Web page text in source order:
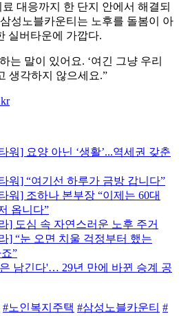
대응까지 한 단지 안에서 해결되
성노블카운티는 노후를 돌봄이 아
실버타운에 가깝다.
는 말이 있어요. ‘여긴 그냥 우리
생각하지 않으세요.”
워] 요양 아닌 ‘생활’...역세권 갖춘
워] “여기선 하루가 금방 갑니다”
워] 조하나 본부장 “이제는 60대
옵니다”
] 도심 속 자연스러운 노후 주거
] “눈 오면 치울 걱정부터 했는
”
남긴다'… 29년 만에 바뀐 승계 공
#노인복지주택 #삼성노블카운티 #